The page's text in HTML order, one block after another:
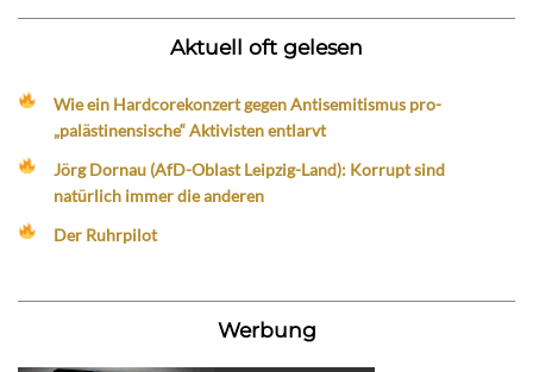
Aktuell oft gelesen
Wie ein Hardcorekonzert gegen Antisemitismus pro-
„palästinensische“ Aktivisten entlarvt
Jörg Dornau (AfD-Oblast Leipzig-Land): Korrupt sind
natürlich immer die anderen
Der Ruhrpilot
Werbung